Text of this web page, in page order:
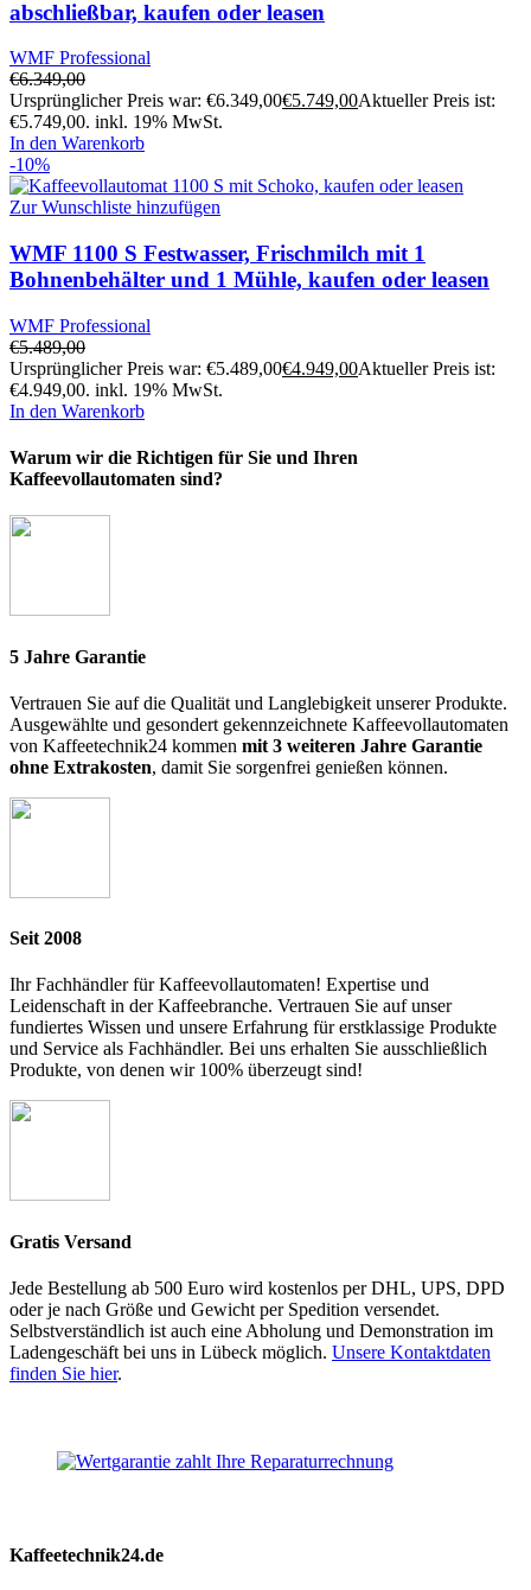
abschließbar, kaufen oder leasen
WMF Professional
€6.349,00
Ursprünglicher Preis war: €6.349,00€5.749,00Aktueller Preis ist:
€5.749,00. inkl. 19% MwSt.
In den Warenkorb
-10%
Zur Wunschliste hinzufügen
WMF 1100 S Festwasser, Frischmilch mit 1
Bohnenbehälter und 1 Mühle, kaufen oder leasen
WMF Professional
€5.489,00
Ursprünglicher Preis war: €5.489,00€4.949,00Aktueller Preis ist:
€4.949,00. inkl. 19% MwSt.
In den Warenkorb
Warum wir die Richtigen für Sie und Ihren
Kaffeevollautomaten sind?
5 Jahre Garantie
Vertrauen Sie auf die Qualität und Langlebigkeit unserer Produkte.
Ausgewählte und gesondert gekennzeichnete Kaffeevollautomaten
von Kaffeetechnik24 kommen mit 3 weiteren Jahre Garantie
ohne Extrakosten, damit Sie sorgenfrei genießen können.
Seit 2008
Ihr Fachhändler für Kaffeevollautomaten! Expertise und
Leidenschaft in der Kaffeebranche. Vertrauen Sie auf unser
fundiertes Wissen und unsere Erfahrung für erstklassige Produkte
und Service als Fachhändler. Bei uns erhalten Sie ausschließlich
Produkte, von denen wir 100% überzeugt sind!
Gratis Versand
Jede Bestellung ab 500 Euro wird kostenlos per DHL, UPS, DPD
oder je nach Größe und Gewicht per Spedition versendet.
Selbstverständlich ist auch eine Abholung und Demonstration im
Ladengeschäft bei uns in Lübeck möglich. Unsere Kontaktdaten
finden Sie hier.
Kaffeetechnik24.de